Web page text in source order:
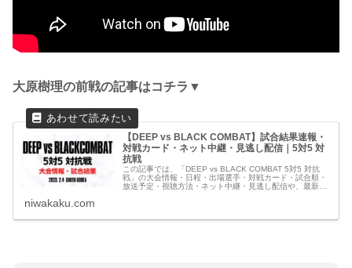
大原樹理の前戦の記事はコチラ▼
【DEEP vs BLACK COMBAT】試合結果速報・
対戦カード・ネット中継・見逃し配信｜5対5 対
抗戦
この記事では、「DEEP vs BLACK COMBAT 5対5 対抗
戦」の大会情報・日程・出場選手・対戦カード・試合順・
放送予定・視聴方法・ネット中継・見逃し配信や、最新情
niwakaku.com